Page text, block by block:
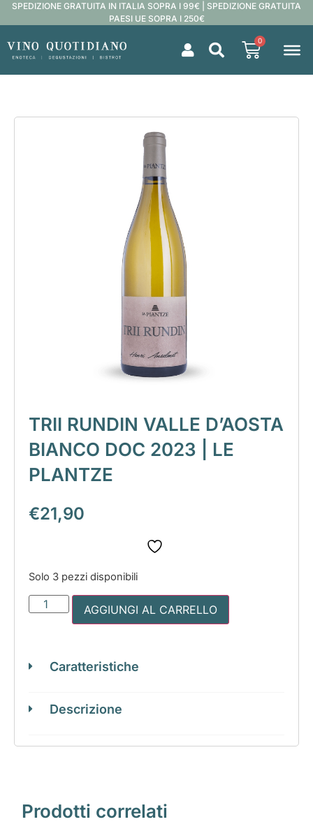
SPEDIZIONE GRATUITA IN ITALIA SOPRA I 99€ | SPEDIZIONE GRATUITA
PAESI UE SOPRA I 250€
0
TRII RUNDIN VALLE D’AOSTA
BIANCO DOC 2023 | LE
PLANTZE
€21,90
Solo 3 pezzi disponibili
AGGIUNGI AL CARRELLO
Caratteristiche
Descrizione
Prodotti correlati